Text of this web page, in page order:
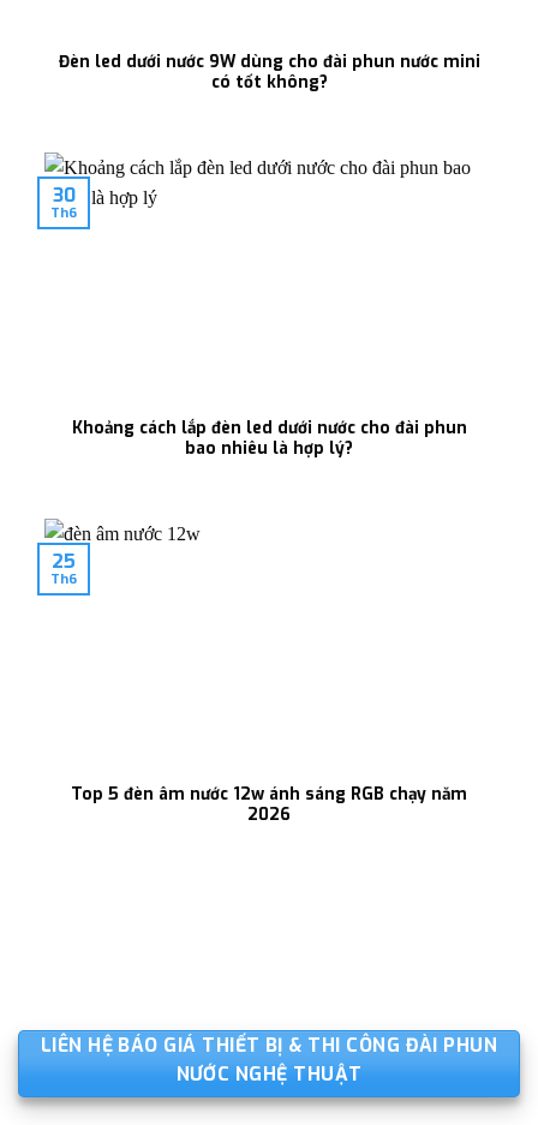
Đèn led dưới nước 9W dùng cho đài phun nước mini
có tốt không?
Khoảng cách lắp đèn led dưới nước cho đài phun
bao nhiêu là hợp lý?
30
Th6
Top 5 đèn âm nước 12w ánh sáng RGB chạy năm
2026
25
Th6
LIÊN HỆ BÁO GIÁ THIẾT BỊ & THI CÔNG ĐÀI PHUN
NƯỚC NGHỆ THUẬT